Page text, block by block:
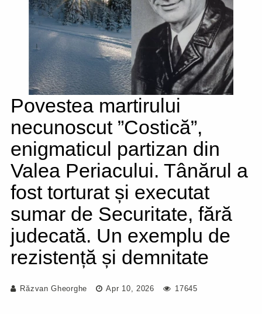
Povestea martirului
necunoscut ”Costică”,
enigmaticul partizan din
Valea Periacului. Tânărul a
fost torturat și executat
sumar de Securitate, fără
judecată. Un exemplu de
rezistență și demnitate
Răzvan Gheorghe Apr 10, 2026 17645